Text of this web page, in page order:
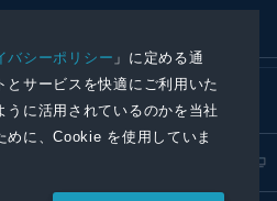
バシーポリシー 」に定める通
とサービスを快適にご利用いた
うに活用されているのかを当社
めに、Cookie を使用していま